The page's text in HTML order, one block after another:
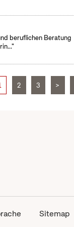
beruflichen Beratung
2 3 >
Sitemap